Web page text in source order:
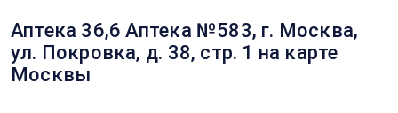
Аптека 36,6 Аптека №583, г. Москва,
ул. Покровка, д. 38, стр. 1 на карте
Москвы